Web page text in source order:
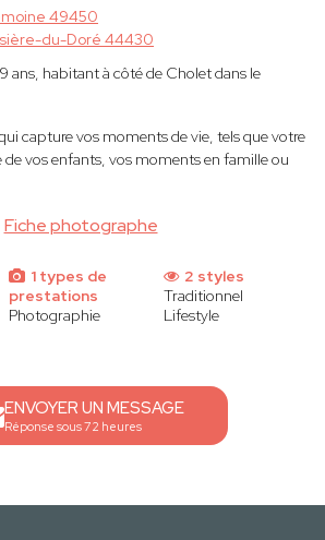
Fiche photographe
49450
du-Doré 44430
ans, habitant à côté de Cholet dans le
capture vos moments de vie, tels que votre
de vos enfants, vos moments en famille ou
1 types de
prestations
Photographie
2 styles
Traditionnel
Lifestyle
ENVOYER UN MESSAGE
Réponse sous 72 heures